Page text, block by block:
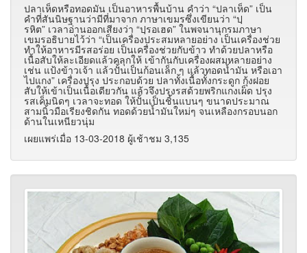
ปลาเห็ดหรือทอดมัน เป็นอาหารพื้นบ้าน คำว่า “ปลาเห็ด” เป็น
คำที่สันนิษฐานว่ามีที่มาจาก ภาษาเขมรซึ่งเขียนว่า “ปฺ
รหิต” เวลาอ่านออกเสียงว่า “ปฺรอเฮด” ในพจนานุกรมภาษา
เขมรอธิบายไว้ว่า “เป็นเครื่องประสมหลายอย่าง เป็นเครื่องช่วย
ทำให้อาหารมีรสอร่อย เป็นเครื่องช่วยกับข้าว ทำด้วยปลาหรือ
เนื้อสับให้ละเอียดแล้วคลุกให้ เข้ากันกับเครื่องผสมหลายอย่าง
เช่น แป้งข้าวเจ้า แล้วปั้นเป็นก้อนเล็ก ๆ แล้วทอดน้ำมัน หรือเอา
ไปแกง” เครื่องปรุง ประกอบด้วย ปลาทั้งเนื้อทั้งกระดูก กุ้งฝอย
สับให้เข้าเป็นเนื้อเดียวกัน แล้วจึงปรุงรสด้วยพริกแกงเผ็ด ปรุง
รสเค็มนิดๆ เวลาจะทอด ให้ปั้นเป็นชิ้นแบนๆ ขนาดประมาณ
สามนิ้วมือเรียงชิดกัน ทอดด้วยน้ำมันใหม่ๆ จนเหลืองกรอบนอก
ด้านในเหนียวนุ่ม
เผยแพร่เมื่อ 13-03-2018 ผู้เช้าชม 3,135